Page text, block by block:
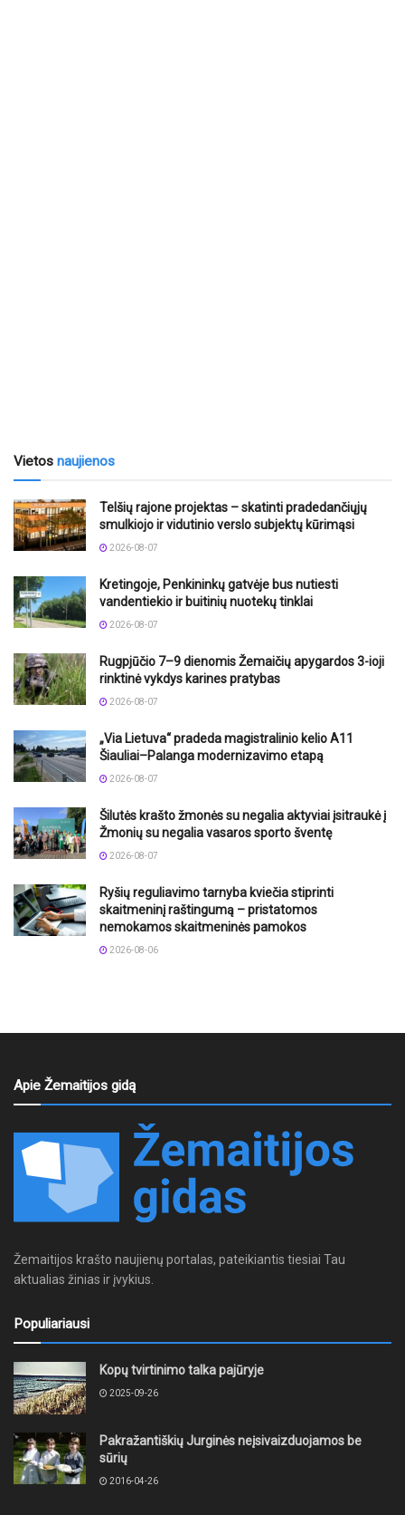
Vietos naujienos
Telšių rajone projektas – skatinti pradedančiųjų
smulkiojo ir vidutinio verslo subjektų kūrimąsi
2026-08-07
Kretingoje, Penkininkų gatvėje bus nutiesti
vandentiekio ir buitinių nuotekų tinklai
2026-08-07
Rugpjūčio 7–9 dienomis Žemaičių apygardos 3-ioji
rinktinė vykdys karines pratybas
2026-08-07
„Via Lietuva“ pradeda magistralinio kelio A11
Šiauliai–Palanga modernizavimo etapą
2026-08-07
Šilutės krašto žmonės su negalia aktyviai įsitraukė į
Žmonių su negalia vasaros sporto šventę
2026-08-07
Ryšių reguliavimo tarnyba kviečia stiprinti
skaitmeninį raštingumą – pristatomos
nemokamos skaitmeninės pamokos
2026-08-06
Apie Žemaitijos gidą
Žemaitijos krašto naujienų portalas, pateikiantis tiesiai Tau
aktualias žinias ir įvykius.
Populiariausi
Kopų tvirtinimo talka pajūryje
2025-09-26
Pakražantiškių Jurginės neįsivaizduojamos be
sūrių
2016-04-26